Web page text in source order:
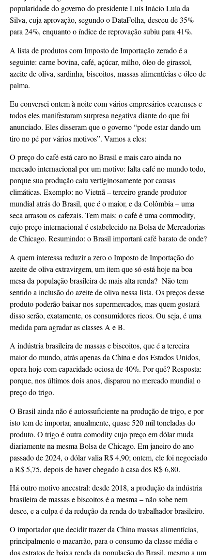
popularidade do governo do presidente Luís Inácio Lula da
Silva, cuja aprovação, segundo o DataFolha, desceu de 35%
para 24%, enquanto o índice de reprovação subiu para 41%.
A lista de produtos com Imposto de Importação zerado é a
seguinte: carne bovina, café, açúcar, milho, óleo de girassol,
azeite de oliva, sardinha, biscoitos, massas alimentícias e óleo de
palma.
Eu conversei ontem à noite com vários empresários cearenses e
todos eles manifestaram surpresa negativa diante do que foi
anunciado. Eles disseram que o governo “pode estar dando um
tiro no pé por vários motivos”. Vamos a eles:
O preço do café está caro no Brasil e mais caro ainda no
mercado internacional por um motivo: falta café no mundo todo,
porque sua produção caiu vertiginosamente por causas
climáticas. Exemplo: no Vietnã – terceiro grande produtor
mundial atrás do Brasil, que é o maior, e da Colômbia – uma
seca arrasou os cafezais. Tem mais: o café é uma commodity,
cujo preço internacional é estabelecido na Bolsa de Mercadorias
de Chicago. Resumindo: o Brasil importará café barato de onde?
A quem interessa reduzir a zero o Imposto de Importação do
azeite de oliva extravirgem, um item que só está hoje na boa
mesa da população brasileira de mais alta renda? Não tem
sentido a inclusão do azeite de oliva nessa lista. Os preços desse
produto poderão baixar nos supermercados, mas quem gostará
disso serão, exatamente, os consumidores ricos. Ou seja, é uma
medida para agradar as classes A e B.
A indústria brasileira de massas e biscoitos, que é a terceira
maior do mundo, atrás apenas da China e dos Estados Unidos,
opera hoje com capacidade ociosa de 40%. Por quê? Resposta:
porque, nos últimos dois anos, disparou no mercado mundial o
preço do trigo.
O Brasil ainda não é autossuficiente na produção de trigo, e por
isto tem de importar, anualmente, quase 520 mil toneladas do
produto. O trigo é outra comodity cujo preço em dólar muda
diariamente na mesma Bolsa de Chicago. Em janeiro do ano
passado de 2024, o dólar valia R$ 4,90; ontem, ele foi negociado
a R$ 5,75, depois de haver chegado à casa dos R$ 6,80.
Há outro motivo ancestral: desde 2018, a produção da indústria
brasileira de massas e biscoitos é a mesma – não sobe nem
desce, e a culpa é da redução da renda do trabalhador brasileiro.
O importador que decidir trazer da China massas alimentícias,
principalmente o macarrão, para o consumo da classe média e
dos estratos de baixa renda da população do Brasil, mesmo a um